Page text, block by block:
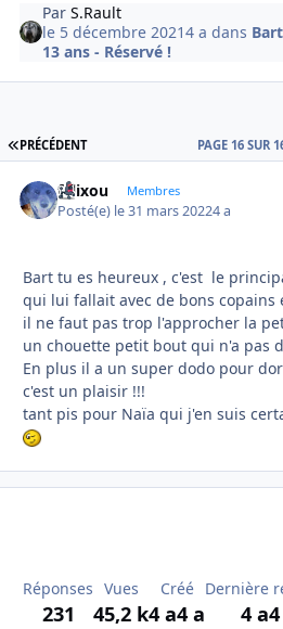
ParS.Rault
le 5 décembre 20214 a dans
13 ans - Réservé !
PREMIÈRE PAGE
PRÉCÉDENT PAGE 16 SUR
felixou Membres
Posté(e) le 31 mars 20224 a
Bart tu es heureux , c'est le
qui lui fallait avec de bons copains
il ne faut pas trop l'approcher la
un chouette petit bout qui n'a pas
En plus il a un super dodo pour
c'est un plaisir !!!
tant pis pour Naïa qui j'en suis
Réponses
231
Vues
45,2 k
Créé
4 a4 a
Dernière
4 a